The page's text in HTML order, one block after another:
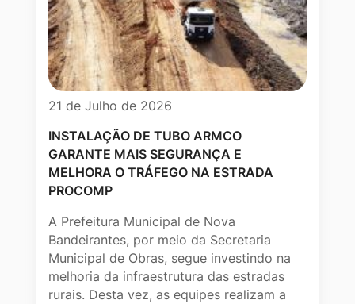
21 de Julho de 2026
INSTALAÇÃO DE TUBO ARMCO
GARANTE MAIS SEGURANÇA E
MELHORA O TRÁFEGO NA ESTRADA
PROCOMP
A Prefeitura Municipal de Nova
Bandeirantes, por meio da Secretaria
Municipal de Obras, segue investindo na
melhoria da infraestrutura das estradas
rurais. Desta vez, as equipes realizam a